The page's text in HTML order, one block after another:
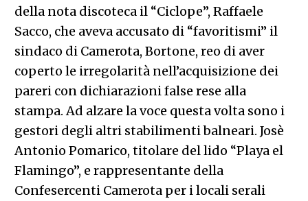
della nota discoteca il “Ciclope”, Raffaele
Sacco, che aveva accusato di “favoritismi” il
sindaco di Camerota, Bortone, reo di aver
coperto le irregolarità nell’acquisizione dei
pareri con dichiarazioni false rese alla
stampa. Ad alzare la voce questa volta sono i
gestori degli altri stabilimenti balneari. Josè
Antonio Pomarico, titolare del lido “Playa el
Flamingo”, e rappresentante della
Confesercenti Camerota per i locali serali